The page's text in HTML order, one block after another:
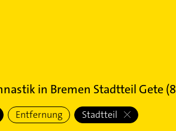
in Bremen Stadtteil Gete(8
Entfernung Stadtteil